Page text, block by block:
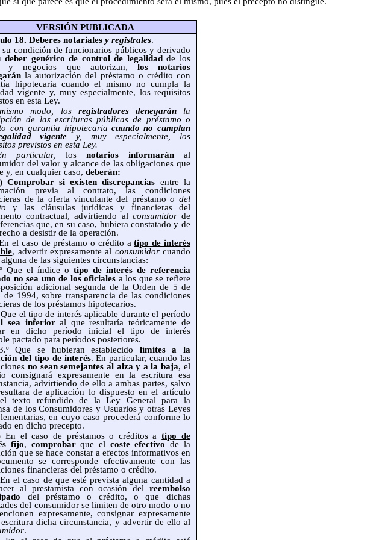
VERSIÓN PUBLICADA
18. Deberes notarialesy registrales.
su condición de funcionarios públicos y derivado
deber genérico de control de legalidadde los
y negocios que autorizan, los notarios
la autorización del préstamo o crédito con
hipotecaria cuando el mismo no cumpla la
vigente y, muy especialmente, los requisitos
en esta Ley.
modo, los registradores denegaránla
de las escrituras públicas de préstamo o
con garantía hipotecaria cuando no cumplan
vigente y, muy especialmente, los
previstos en esta Ley.
particular,
los notarios informaránal
del valor y alcance de las obligaciones que
y, en cualquier caso,deberán:
si existen discrepancias entre la
previa al contrato, las condiciones
de la oferta vinculante del préstamoo del
y las cláusulas jurídicas y financieras del
contractual, advirtiendo al consumidorde
que, en su caso, hubiera constatado y de
a desistir de la operación.
el caso de préstamo o crédito atipo de interés
, advertir expresamente al consumidorcuando
alguna de las siguientes circunstancias:
el índice o tipo de interés de referencia
no sea uno de los oficiales a los que se refiere
adicional segunda de la Orden de 5 de
de 1994, sobre transparencia de las condiciones
de los préstamos hipotecarios.
el tipo de interés aplicable durante el período
sea inferioral que resultaría teóricamente de
en dicho período inicial el tipo de interés
pactado para períodos posteriores.
Que se hubieran establecido límites a la
del tipo de interés. En particular, cuando las
no sean semejantes al alza y a la baja, el
consignará expresamente en la escritura esa
advirtiendo de ello a ambas partes, salvo
de aplicación lo dispuesto en el artículo
texto refundido de la Ley General para la
de los Consumidores y Usuarios y otras Leyes
en cuyo caso procederá conforme lo
en dicho precepto.
En el caso de préstamos o créditos atipo de
fijo, comprobarque el coste efectivo de la
que se hace constar a efectos informativos en
se corresponde efectivamente con las
financieras del préstamo o crédito.
el caso de que esté prevista alguna cantidad a
al prestamista con ocasión del reembolso
del préstamo o crédito, o que dichas
del consumidor se limiten de otro modo o no
expresamente, consignar expresamente
dicha circunstancia, y advertir de ello al
.